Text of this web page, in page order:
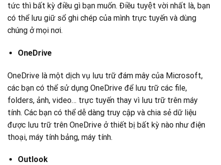
tức thì bất kỳ điều gì bạn muốn. Điều tuyệt vời nhất là, bạn
có thể lưu giữ sổ ghi chép của mình trực tuyến và dùng
chúng ở mọi nơi.
OneDrive
OneDrive là một dịch vụ lưu trữ đám mây của Microsoft,
các bạn có thể sử dụng OneDrive để lưu trữ các file,
folders, ảnh, video… trực tuyến thay vì lưu trữ trên máy
tính. Các bạn có thể dễ dàng truy cập và chia sẻ dữ liệu
được lưu trữ trên OneDrive ở thiết bị bất kỳ nào như điện
thoại, máy tính bảng, máy tính.
Outlook